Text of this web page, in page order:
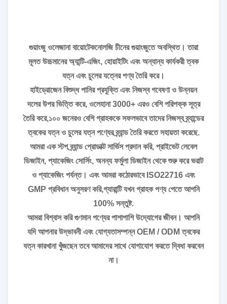
গুয়াংজু ওলেজানা বায়োটেকনোলজি চীনের গুয়াংজুতে অবস্থিত। তারা
মূলত উচ্চমানের অ্যান্টি-এজিং, হোয়াইটিং এবং অন্যান্য কার্যকরী ত্বক
যত্ন এবং চুলের যত্নের পণ্য তৈরি করে।
হাইড্রোজেন বিশুদ্ধ পানির প্রযুক্তি এবং নিজস্ব গবেষণা ও উন্নয়ন
দলের উপর ভিত্তি করে, ওলেহানা 3000+ এরও বেশি পরিপক্ক সূত্র
তৈরি করে,১০০ জনেরও বেশি গ্রাহককে সফলভাবে তাদের নিজস্ব ব্র্যান্ডের
ত্বকের যত্ন ও চুলের যত্ন পণ্যের ব্র্যান্ড তৈরি করতে সহায়তা করেছে.
আমরা এক স্টপ ব্র্যান্ড প্রোডাক্ট সার্ভিস প্রদান করি, প্রাইভেট লেবেল
ডিজাইন, প্যাকেজিং সোর্সিং, অনন্য ফর্মুলা ডিজাইন থেকে শুরু করে ভরাট
ও প্যাকেজিং পর্যন্ত। এবং আমরা কঠোরভাবে ISO22716 এবং
GMP প্রবিধান অনুসরণ করি,গ্যারান্টি যখন গ্রাহক পণ্য পেতে আপনি
100% সন্তুষ্ট.
আমরা বিশ্বাস করি গুণমান পণ্যের পাশাপাশি উদ্যোগের জীবন। আপনি
যদি আপনার উদ্ভাবনী এবং যোগ্যতাসম্পন্ন OEM / ODM ত্বকের
যত্ন কারখানা খুঁজছেন তবে আমাদের সাথে যোগাযোগ করতে দ্বিধা করবেন
না।